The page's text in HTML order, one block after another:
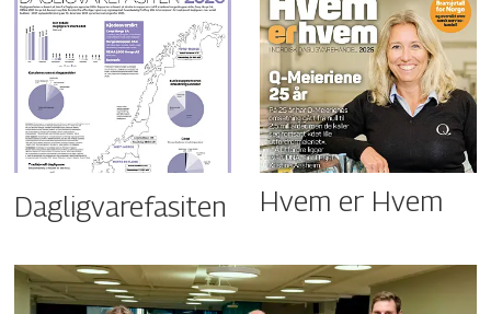
Dagligvarefasiten Hvem er Hvem